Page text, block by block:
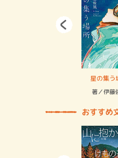
星の集う
著／伊藤
おすすめ